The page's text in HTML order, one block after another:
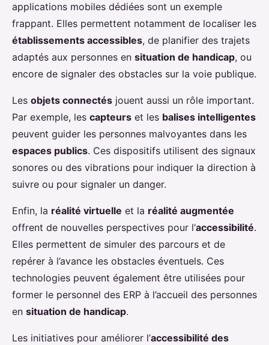
applications mobiles dédiées sont un exemple
frappant. Elles permettent notamment de localiser les
établissements accessibles, de planifier des trajets
adaptés aux personnes en situation de handicap, ou
encore de signaler des obstacles sur la voie publique.
Les objets connectés jouent aussi un rôle important.
Par exemple, les capteurs et les balises intelligentes
peuvent guider les personnes malvoyantes dans les
espaces publics. Ces dispositifs utilisent des signaux
sonores ou des vibrations pour indiquer la direction à
suivre ou pour signaler un danger.
Enfin, la réalité virtuelle et la réalité augmentée
offrent de nouvelles perspectives pour l’accessibilité.
Elles permettent de simuler des parcours et de
repérer à l’avance les obstacles éventuels. Ces
technologies peuvent également être utilisées pour
former le personnel des ERP à l’accueil des personnes
en situation de handicap.
Les initiatives pour améliorer l’accessibilité des